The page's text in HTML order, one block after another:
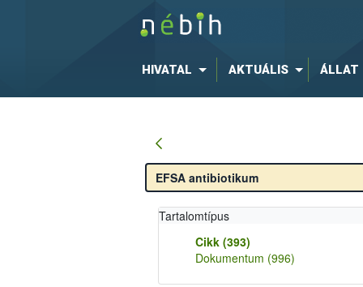
HIVATAL AKTUÁLIS ÁLLAT
Tartalomtípus
Cikk (393)
Dokumentum (996)